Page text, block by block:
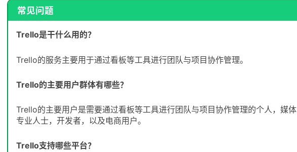
常见问题
Trello是干什么用的？
Trello的服务主要用于通过看板等工具进行团队与项目协作管理。
Trello的主要用户群体有哪些？
Trello的主要用户是需要通过看板等工具进行团队与项目协作管理的个人，媒体
专业人士，开发者，以及电商用户。
Trello支持哪些平台？